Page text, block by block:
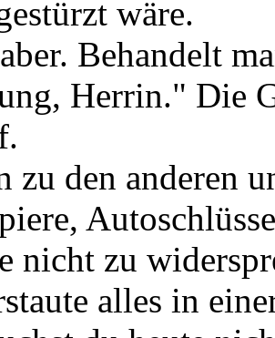
wäre.
Behandelt
Herrin." Die
zu den anderen
nicht zu
alles in